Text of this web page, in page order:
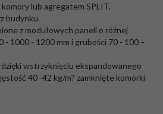
lub agregatem SPLIT,
budynku.
z modułowych paneli o różnej
- 1000 - 1200 mm i grubości 70 - 100 –
dzięki wstrzyknięciu ekspandowanego
40 -42 kg/m? zamknięte komórki